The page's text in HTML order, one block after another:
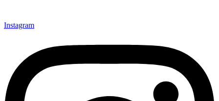
Instagram